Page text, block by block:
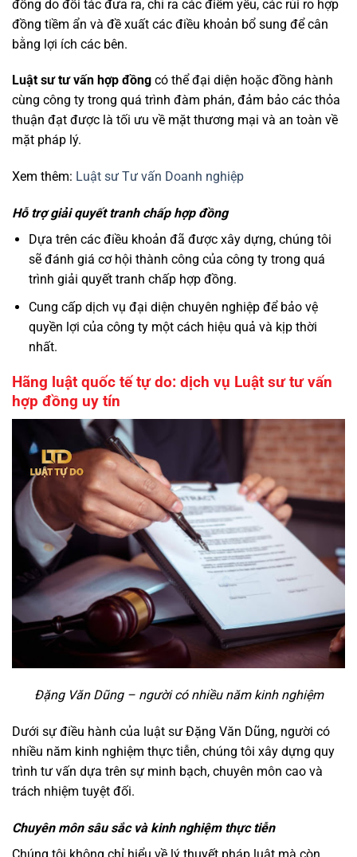
đồng do đối tác đưa ra, chỉ ra các điểm yếu, các rủi ro hợp
đồng tiềm ẩn và đề xuất các điều khoản bổ sung để cân
bằng lợi ích các bên.
Luật sư tư vấn hợp đồng có thể đại diện hoặc đồng hành
cùng công ty trong quá trình đàm phán, đảm bảo các thỏa
thuận đạt được là tối ưu về mặt thương mại và an toàn về
mặt pháp lý.
Xem thêm: Luật sư Tư vấn Doanh nghiệp
Hỗ trợ giải quyết tranh chấp hợp đồng
Dựa trên các điều khoản đã được xây dựng, chúng tôi
sẽ đánh giá cơ hội thành công của công ty trong quá
trình giải quyết tranh chấp hợp đồng.
Cung cấp dịch vụ đại diện chuyên nghiệp để bảo vệ
quyền lợi của công ty một cách hiệu quả và kịp thời
nhất.
Hãng luật quốc tế tự do: dịch vụ Luật sư tư vấn
hợp đồng uy tín
Đặng Văn Dũng – người có nhiều năm kinh nghiệm
Dưới sự điều hành của luật sư Đặng Văn Dũng, người có
nhiều năm kinh nghiệm thực tiễn, chúng tôi xây dựng quy
trình tư vấn dựa trên sự minh bạch, chuyên môn cao và
trách nhiệm tuyệt đối.
Chuyên môn sâu sắc và kinh nghiệm thực tiễn